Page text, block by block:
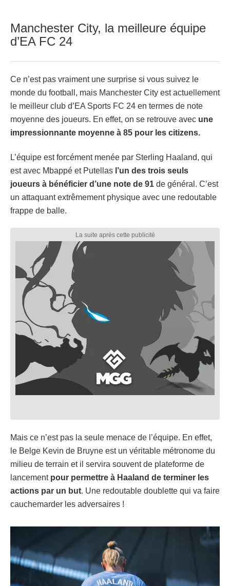
Manchester City, la meilleure équipe
d’EA FC 24
Ce n’est pas vraiment une surprise si vous suivez le
monde du football, mais Manchester City est actuellement
le meilleur club d’EA Sports FC 24 en termes de note
moyenne des joueurs. En effet, on se retrouve avec une
impressionnante moyenne à 85 pour les citizens.
L’équipe est forcément menée par Sterling Haaland, qui
est avec Mbappé et Putellas l’un des trois seuls
joueurs à bénéficier d’une note de 91 de général. C’est
un attaquant extrêmement physique avec une redoutable
frappe de balle.
Mais ce n’est pas la seule menace de l’équipe. En effet,
le Belge Kevin de Bruyne est un véritable métronome du
milieu de terrain et il servira souvent de plateforme de
lancement pour permettre à Haaland de terminer les
actions par un but. Une redoutable doublette qui va faire
cauchemarder les adversaires !